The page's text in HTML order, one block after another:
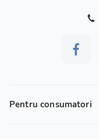
Pentru consumatori